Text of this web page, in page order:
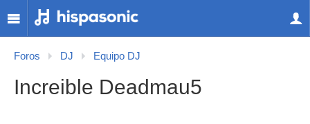
Foros DJ Equipo DJ
Increible Deadmau5